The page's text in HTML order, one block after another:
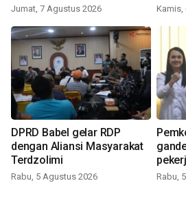
Jumat, 7 Agustus 2026 Kamis,
DPRD Babel gelar RDP
dengan Aliansi Masyarakat
Terdzolimi
Rabu, 5 Agustus 2026 Rabu,